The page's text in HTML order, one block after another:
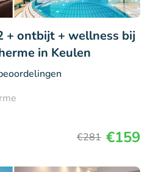
+ ontbijt + wellness bij
in Keulen
€281 €159